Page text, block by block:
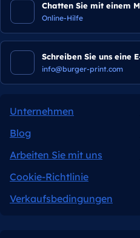
Chatten Sie mit einem
Online-Hilfe
Schreiben Sie uns eine
info@burger-print.com
Unternehmen
Blog
Arbeiten Sie mit uns
Cookie-Richtlinie
Verkaufsbedingungen